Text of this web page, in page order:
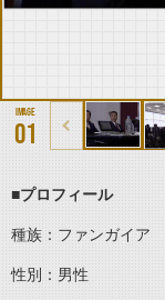
01
■プロフィール
種族：ファンガイア
性別：男性